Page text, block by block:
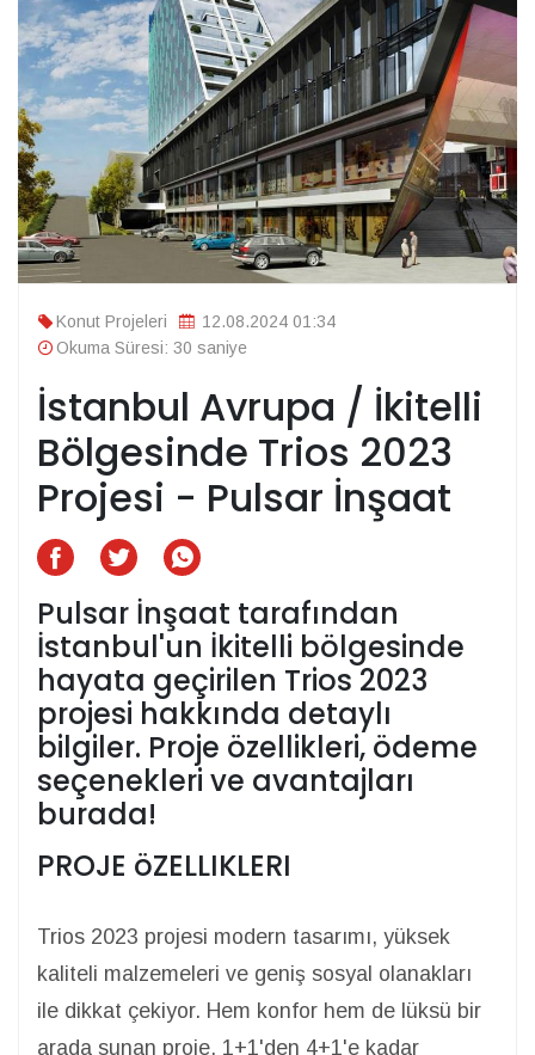
Konut Projeleri
12.08.2024 01:34
Okuma Süresi: 30 saniye
İstanbul Avrupa / İkitelli
Bölgesinde Trios 2023
Projesi - Pulsar İnşaat
Pulsar İnşaat tarafından
İstanbul'un İkitelli bölgesinde
hayata geçirilen Trios 2023
projesi hakkında detaylı
bilgiler. Proje özellikleri, ödeme
seçenekleri ve avantajları
burada!
PROJE öZELLIKLERI
Trios 2023 projesi modern tasarımı, yüksek
kaliteli malzemeleri ve geniş sosyal olanakları
ile dikkat çekiyor. Hem konfor hem de lüksü bir
arada sunan proje, 1+1'den 4+1'e kadar